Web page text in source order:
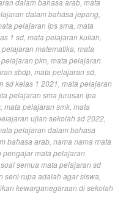
dalam bahasa jepang
pelajaran ips sma mata
1 sd mata pelajaran kuliah
pelajaran matematika mata
pkn mata pelajaran
sbdp mata pelajaran sd
sd kelas 1 2021 mata pelajaran
pelajaran sma jurusan ipa
mata pelajaran smk mata
ujian sekolah sd 2022
pelajaran dalam bahasa
bahasa arab nama nama mata
pengajar mata pelajaran
soal semua mata pelajaran sd
seni rupa adalah agar siswa
kewarganegaraan di sekolah